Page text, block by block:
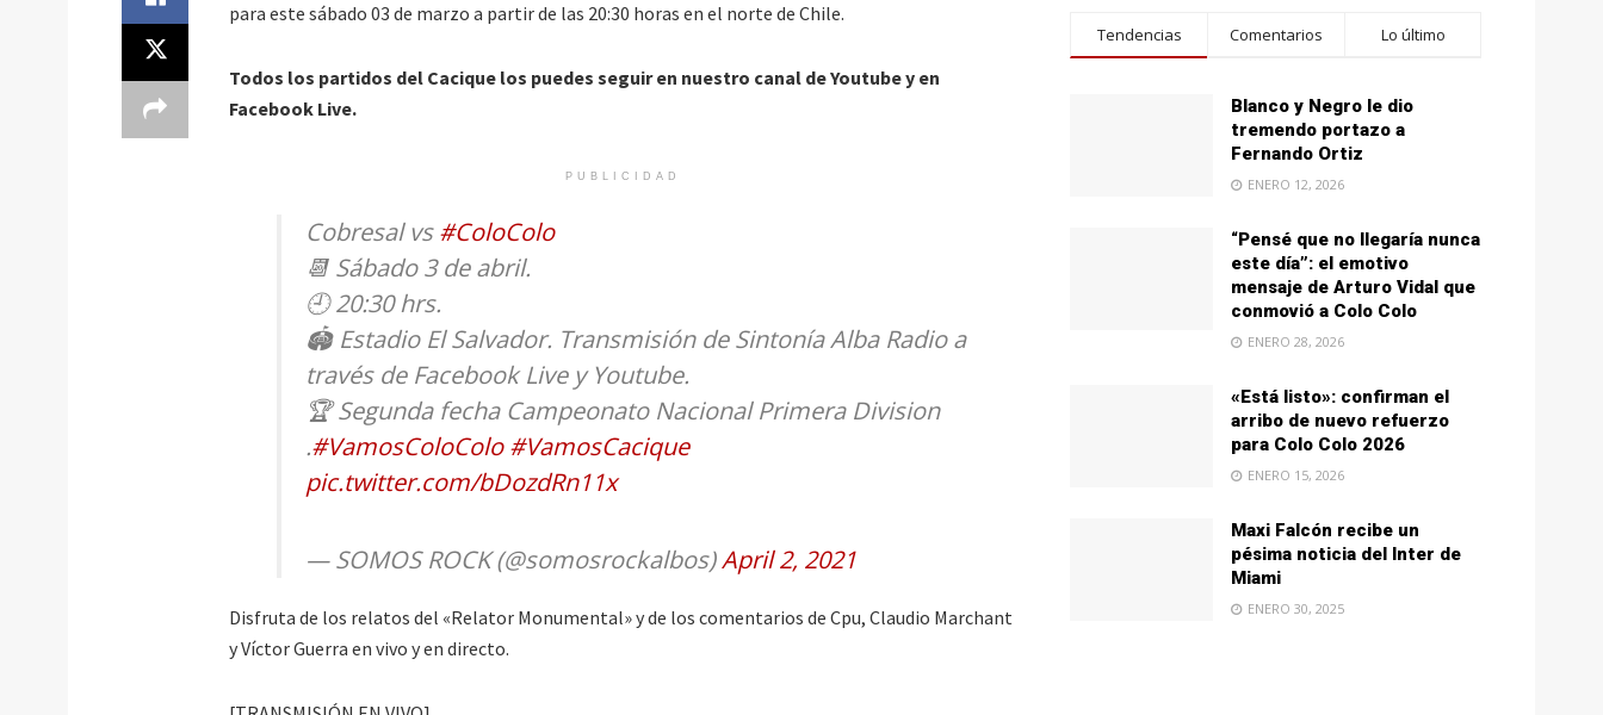
para este sábado 03 de marzo a partir de las 20:30 horas en el norte de Chile.
Todos los partidos del Cacique los puedes seguir en nuestro canal de Youtube y en
Facebook Live.
PUBLICIDAD
Cobresal vs#ColoColo
📆 Sábado 3 de abril.
🕘 20:30 hrs.
🏟 Estadio El Salvador. Transmisión de Sintonía Alba Radio a
través de Facebook Live y Youtube.
🏆 Segunda fecha Campeonato Nacional Primera Division
.#VamosColoColo #VamosCacique
pic.twitter.com/bDozdRn11x
— SOMOS ROCK (@somosrockalbos)April 2, 2021
Disfruta de los relatos del «Relator Monumental» y de los comentarios de Cpu, Claudio Marchant
y Víctor Guerra en vivo y en directo.
Tendencias Comentarios Lo último
Blanco y Negro le dio
tremendo portazo a
Fernando Ortiz
ENERO 12, 2026
“Pensé que no llegaría nunca
este día”: el emotivo
mensaje de Arturo Vidal que
conmovió a Colo Colo
ENERO 28, 2026
«Está listo»: confirman el
arribo de nuevo refuerzo
para Colo Colo 2026
ENERO 15, 2026
Maxi Falcón recibe un
pésima noticia del Inter de
Miami
ENERO 30, 2025